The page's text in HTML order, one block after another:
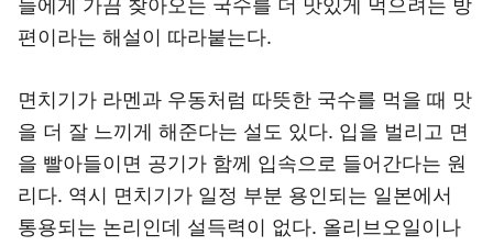
들에게 가끔 찾아오는 국수를 더 맛있게 먹으려는 방
편이라는 해설이 따라붙는다.
면치기가 라멘과 우동처럼 따뜻한 국수를 먹을 때 맛
을 더 잘 느끼게 해준다는 설도 있다. 입을 벌리고 면
을 빨아들이면 공기가 함께 입속으로 들어간다는 원
리다. 역시 면치기가 일정 부분 용인되는 일본에서
통용되는 논리인데 설득력이 없다. 올리브오일이나